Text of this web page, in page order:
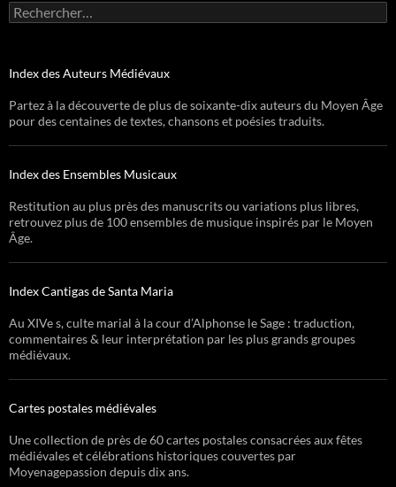
Rechercher :
Index des Auteurs Médiévaux
Partez à la découverte de plus de soixante-dix auteurs du Moyen Âge
pour des centaines de textes, chansons et poésies traduits.
Index des Ensembles Musicaux
Restitution au plus près des manuscrits ou variations plus libres,
retrouvez plus de 100 ensembles de musique inspirés par le Moyen
Âge.
Index Cantigas de Santa Maria
Au XIVe s, culte marial à la cour d’Alphonse le Sage : traduction,
commentaires & leur interprétation par les plus grands groupes
médiévaux.
Cartes postales médiévales
Une collection de près de 60 cartes postales consacrées aux fêtes
médiévales et célébrations historiques couvertes par
Moyenagepassion depuis dix ans.